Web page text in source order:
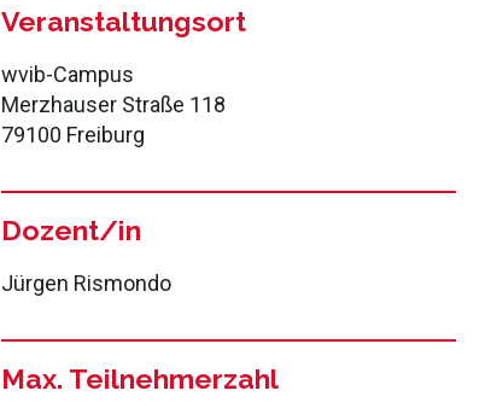
Veranstaltungsort
wvib-Campus
Merzhauser Straße 118
79100 Freiburg
Dozent/in
Jürgen Rismondo
Max. Teilnehmerzahl